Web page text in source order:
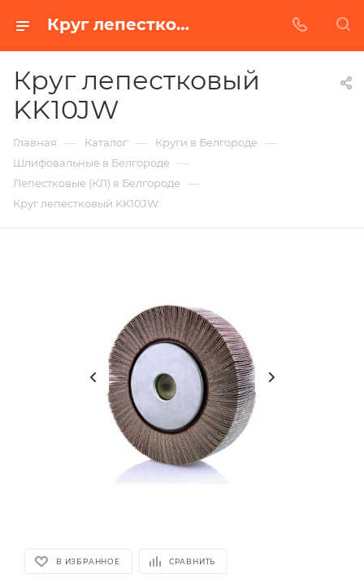
Круг лепестковый KK10JW в Белгороде | Купить по недорогой цене от Абразивного Завода
Круг лепестковый
KK10JW
Главная — Каталог — Круги в Белгороде —
Шлифовальные в Белгороде —
Лепестковые (КЛ) в Белгороде —
Круг лепестковый KK10JW
В ИЗБРАННОЕ СРАВНИТЬ